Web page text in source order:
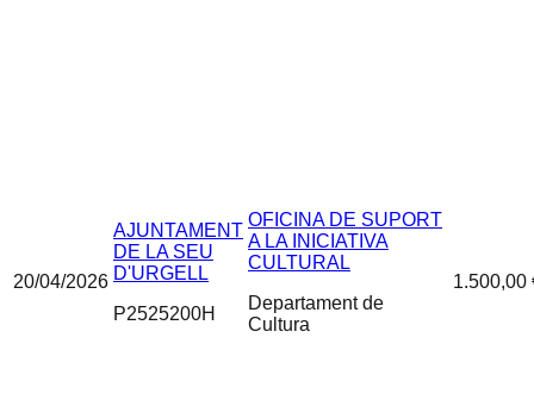
20/04/2026
AJUNTAMENT
DE LA SEU
D'URGELL
P2525200H
OFICINA DE SUPORT
A LA INICIATIVA
CULTURAL
Departament de
Cultura
1.500,00